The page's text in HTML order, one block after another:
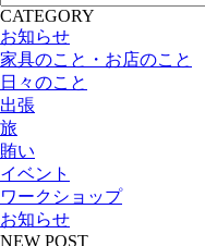
CATEGORY
お知らせ
家具のこと・お店のこと
日々のこと
出張
旅
賄い
イベント
ワークショップ
お知らせ
NEW POST